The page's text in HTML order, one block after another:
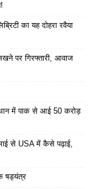
का यह दोहरा रवैया
पर गिरफ्तारी, आवाज
में पाक से आई 50 करोड़
से USA में कैसे पढ़ाई,
षड्यंत्र